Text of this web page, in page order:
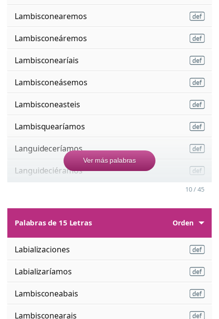
Lambisconearemos
Lambisconeáremos
Lambisconearíais
Lambisconeásemos
Lambisconeasteis
Lambisquearíamos
Languideceríamos
Languideciéramos
Ver más palabras
10 / 45
Palabras de 15 Letras Orden
Labializaciones
Labializaríamos
Lambisconeabais
Lambisconearais